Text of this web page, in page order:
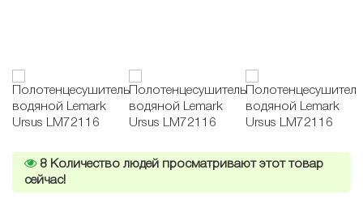
8 Количество людей просматривают этот товар
сейчас!